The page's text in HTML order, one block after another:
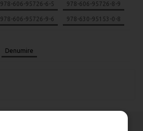
978-606-95726-6-5 978-606-95726-8-9
978-606-95726-9-6 978-630-95153-0-8
Denumire